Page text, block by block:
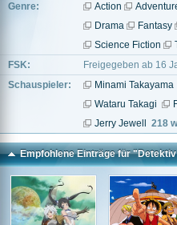
Genre:
Action
Drama
Fantasy
Science Fiction
FSK:
Freigegeben ab 16
Schauspieler:
Minami Takayama
Wataru Takagi
Jerry Jewell
218
Empfohlene Einträge für